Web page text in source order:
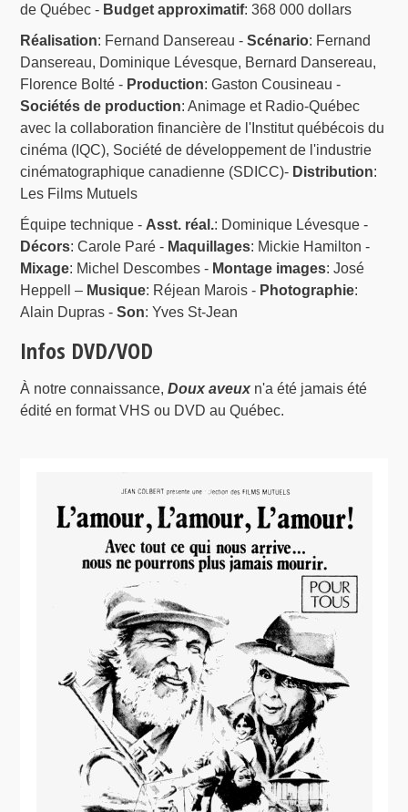
de Québec - Budget approximatif: 368 000 dollars
Réalisation: Fernand Dansereau -Scénario: Fernand
Dansereau, Dominique Lévesque, Bernard Dansereau,
Florence Bolté - Production: Gaston Cousineau -
Sociétés de production: Animage et Radio-Québec
avec la collaboration financière de l'Institut québécois du
cinéma (IQC), Société de développement de l'industrie
cinématographique canadienne (SDICC)- Distribution:
Les Films Mutuels
Équipe technique - Asst. réal.: Dominique Lévesque -
Décors: Carole Paré - Maquillages: Mickie Hamilton -
Mixage: Michel Descombes - Montage images: José
Heppell – Musique: Réjean Marois - Photographie:
Alain Dupras -Son: Yves St-Jean
Infos DVD/VOD
À notre connaissance,Doux aveux n'a été jamais été
édité en format VHS ou DVD au Québec.